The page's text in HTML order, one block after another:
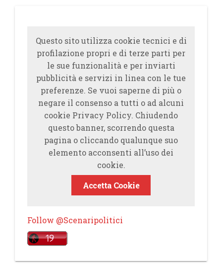
Questo sito utilizza cookie tecnici e di
profilazione propri e di terze parti per
le sue funzionalità e per inviarti
pubblicità e servizi in linea con le tue
preferenze. Se vuoi saperne di più o
negare il consenso a tutti o ad alcuni
cookie Privacy Policy. Chiudendo
questo banner, scorrendo questa
pagina o cliccando qualunque suo
elemento acconsenti all’uso dei
cookie.
Accetta Cookie
Follow @Scenaripolitici